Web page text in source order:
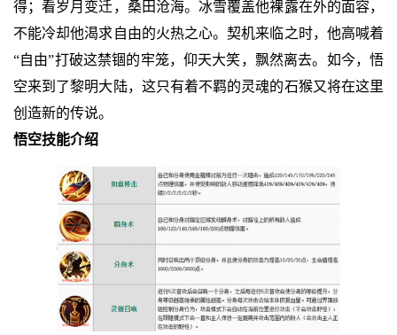
得；看岁月变迁，桑田沧海。冰雪覆盖他裸露在外的面容，
不能冷却他渴求自由的火热之心。契机来临之时，他高喊着
“自由”打破这禁锢的牢笼，仰天大笑，飘然离去。如今，悟
空来到了黎明大陆，这只有着不羁的灵魂的石猴又将在这里
创造新的传说。
悟空技能介绍